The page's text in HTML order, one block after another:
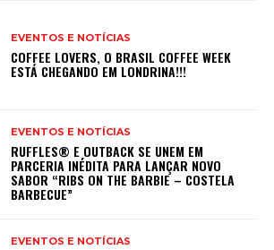
EVENTOS E NOTÍCIAS
COFFEE LOVERS, O BRASIL COFFEE WEEK
ESTÁ CHEGANDO EM LONDRINA!!!
EVENTOS E NOTÍCIAS
RUFFLES® E OUTBACK SE UNEM EM
PARCERIA INÉDITA PARA LANÇAR NOVO
SABOR “RIBS ON THE BARBIE – COSTELA
BARBECUE”
EVENTOS E NOTÍCIAS